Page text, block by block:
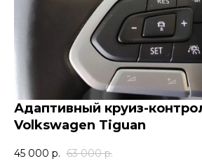
Адаптивный круиз-
Volkswagen Tiguan
45 000 р. 63 000 р.